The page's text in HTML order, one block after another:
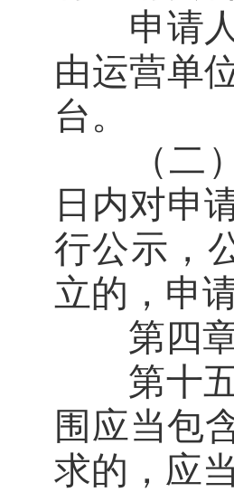
申请人
由运营单
台。
（二）
日内对申
行公示，
立的，申
第四章
第十五
围应当包
求的，应